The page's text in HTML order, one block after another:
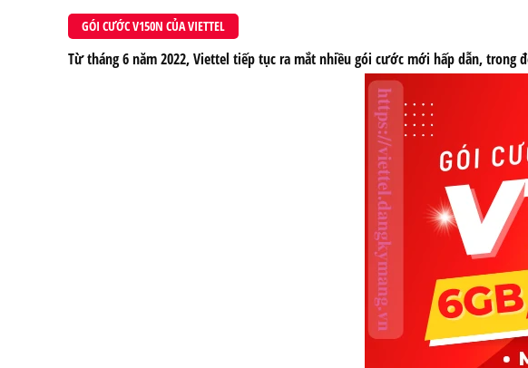
GÓI CƯỚC V150N CỦA VIETTEL
Từ tháng 6 năm 2022, Viettel tiếp tục ra mắt nhiều gói cước mới hấp dẫn,